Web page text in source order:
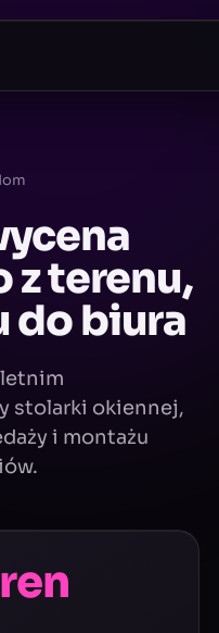
z terenu,
do biura
stolarki okiennej,
i montażu